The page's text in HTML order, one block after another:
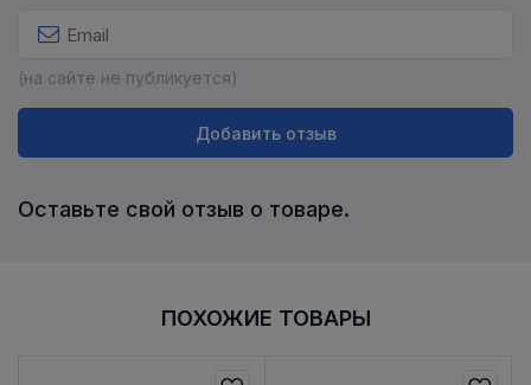
(на сайте не публикуется)
Добавить отзыв
Оставьте свой отзыв о товаре.
ПОХОЖИЕ ТОВАРЫ